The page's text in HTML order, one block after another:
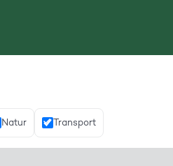
Natur Transport